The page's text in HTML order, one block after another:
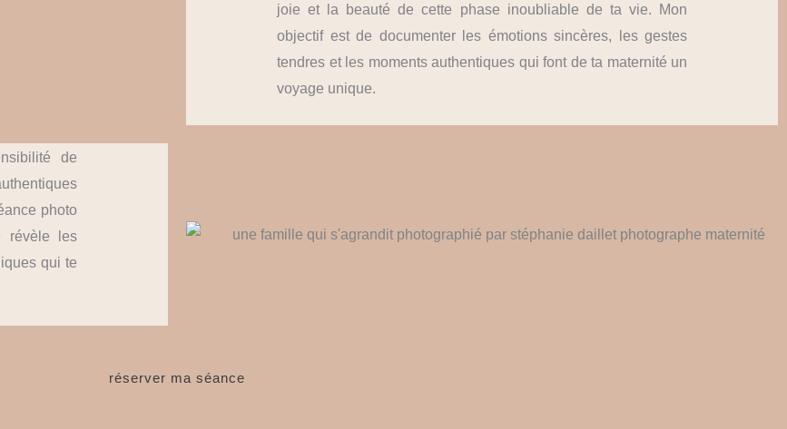
joie et la beauté de cette phase inoubliable de ta vie. Mon
objectif est de documenter les émotions sincères, les gestes
tendres et les moments authentiques qui font de ta maternité un
voyage unique.
de
photo
révèle les
qui te
réserver ma séance